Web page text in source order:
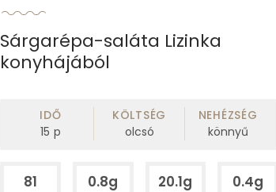
Sárgarépa-saláta Lizinka
konyhájából
IDŐ
15 p
KÖLTSÉG
olcsó
NEHÉZSÉG
könnyű
81 0.8g 20.1g 0.4g